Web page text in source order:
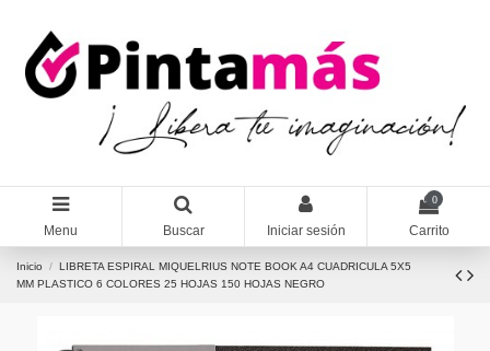
Menu Buscar Iniciar sesión
0
Carrito
Inicio
LIBRETA ESPIRAL MIQUELRIUS NOTE BOOK A4 CUADRICULA 5X5
MM PLASTICO 6 COLORES 25 HOJAS 150 HOJAS NEGRO